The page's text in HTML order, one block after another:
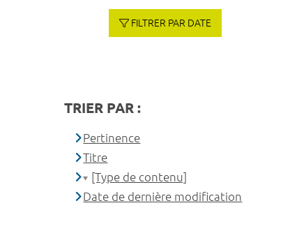
FILTRER PAR DATE
TRIER PAR :
Pertinence
Titre
[Type de contenu]
Date de dernière modification